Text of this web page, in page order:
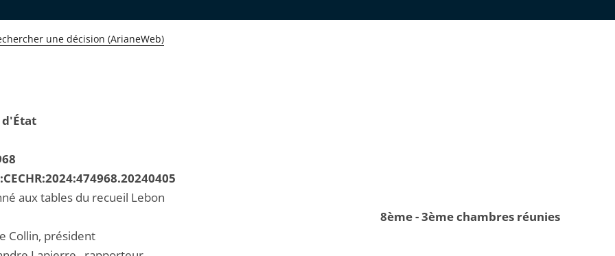
une décision (ArianeWeb)
d'État
aux tables du recueil Lebon
8ème - 3ème chambres réunies
Collin, président